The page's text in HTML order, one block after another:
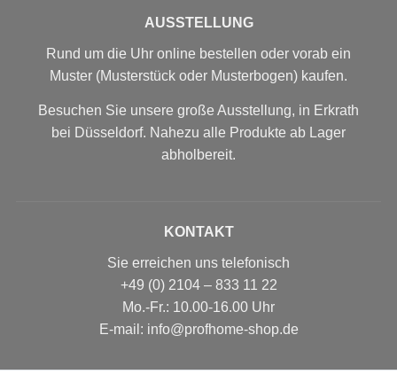
AUSSTELLUNG
Rund um die Uhr online bestellen oder vorab ein
Muster (Musterstück oder Musterbogen) kaufen.
Besuchen Sie unsere große Ausstellung, in Erkrath
bei Düsseldorf. Nahezu alle Produkte ab Lager
abholbereit.
KONTAKT
Sie erreichen uns telefonisch
+49 (0) 2104 – 833 11 22
Mo.-Fr.: 10.00-16.00 Uhr
E-mail: info@profhome-shop.de